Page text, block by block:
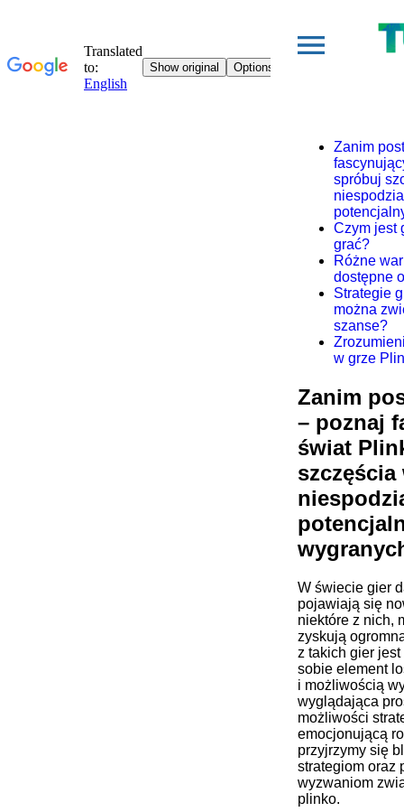
Zanim
spróbuj
Czym jest
grać?
Różne
dostępne
Strategie
można
szanse?
w grze
Zanim
– poznaj
świat
szczęścia
W świecie gier
pojawiają się
niektóre z nich,
zyskują
z takich gier jest
sobie element
i możliwością
wyglądająca
możliwości
emocjonującą
przyjrzymy się
strategiom oraz
wyzwaniom
plinko.